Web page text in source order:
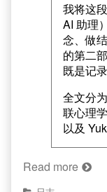
我将这
AI 助理
念、做
的第二
既是记
全文分
联心理
以及
Read more